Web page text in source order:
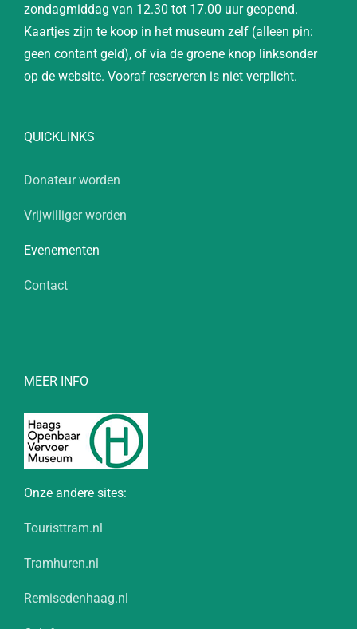
zondagmiddag van 12.30 tot 17.00 uur geopend.
Kaartjes zijn te koop in het museum zelf (alleen pin:
geen contant geld), of via de groene knop linksonder
op de website. Vooraf reserveren is niet verplicht.
QUICKLINKS
Donateur worden
Vrijwilliger worden
Evenementen
Contact
MEER INFO
Onze andere sites:
Touristtram.nl
Tramhuren.nl
Remisedenhaag.nl